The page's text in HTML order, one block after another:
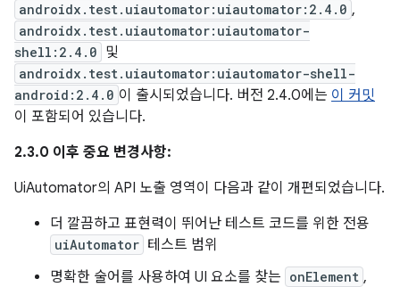
androidx.test.uiautomator:uiautomator:2.4.0 ,
androidx.test.uiautomator:uiautomator-
shell:2.4.0 및
androidx.test.uiautomator:uiautomator-shell-
android:2.4.0 이 출시되었습니다. 버전 2.4.0에는 이 커밋
이 포함되어 있습니다.
2.3.0 이후 중요 변경사항:
UiAutomator의 API 노출 영역이 다음과 같이 개편되었습니다.
더 깔끔하고 표현력이 뛰어난 테스트 코드를 위한 전용
uiAutomator 테스트 범위
명확한 술어를 사용하여 UI 요소를 찾는 onElement ,